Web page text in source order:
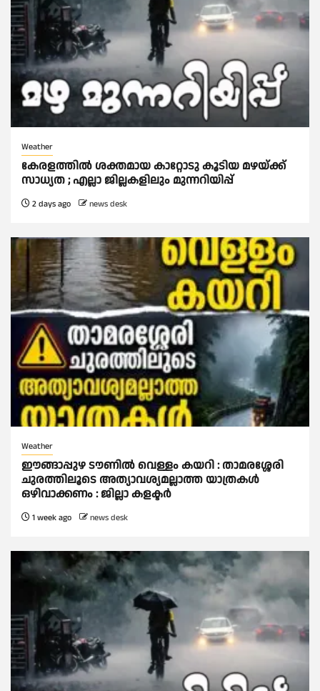
Weather
കേരളത്തിൽ ശക്തമായ കാറ്റോടു കൂടിയ മഴയ്ക്ക്
സാധ്യത ; എല്ലാ ജില്ലകളിലും മുന്നറിയിപ്പ്
2 days ago news desk
Weather
ഈങ്ങാപ്പുഴ ടൗണിൽ വെള്ളം കയറി : താമരശ്ശേരി
ചുരത്തിലൂടെ അത്യാവശ്യമല്ലാത്ത യാത്രകൾ
ഒഴിവാക്കണം : ജില്ലാ കളക്ടർ
1 week ago news desk